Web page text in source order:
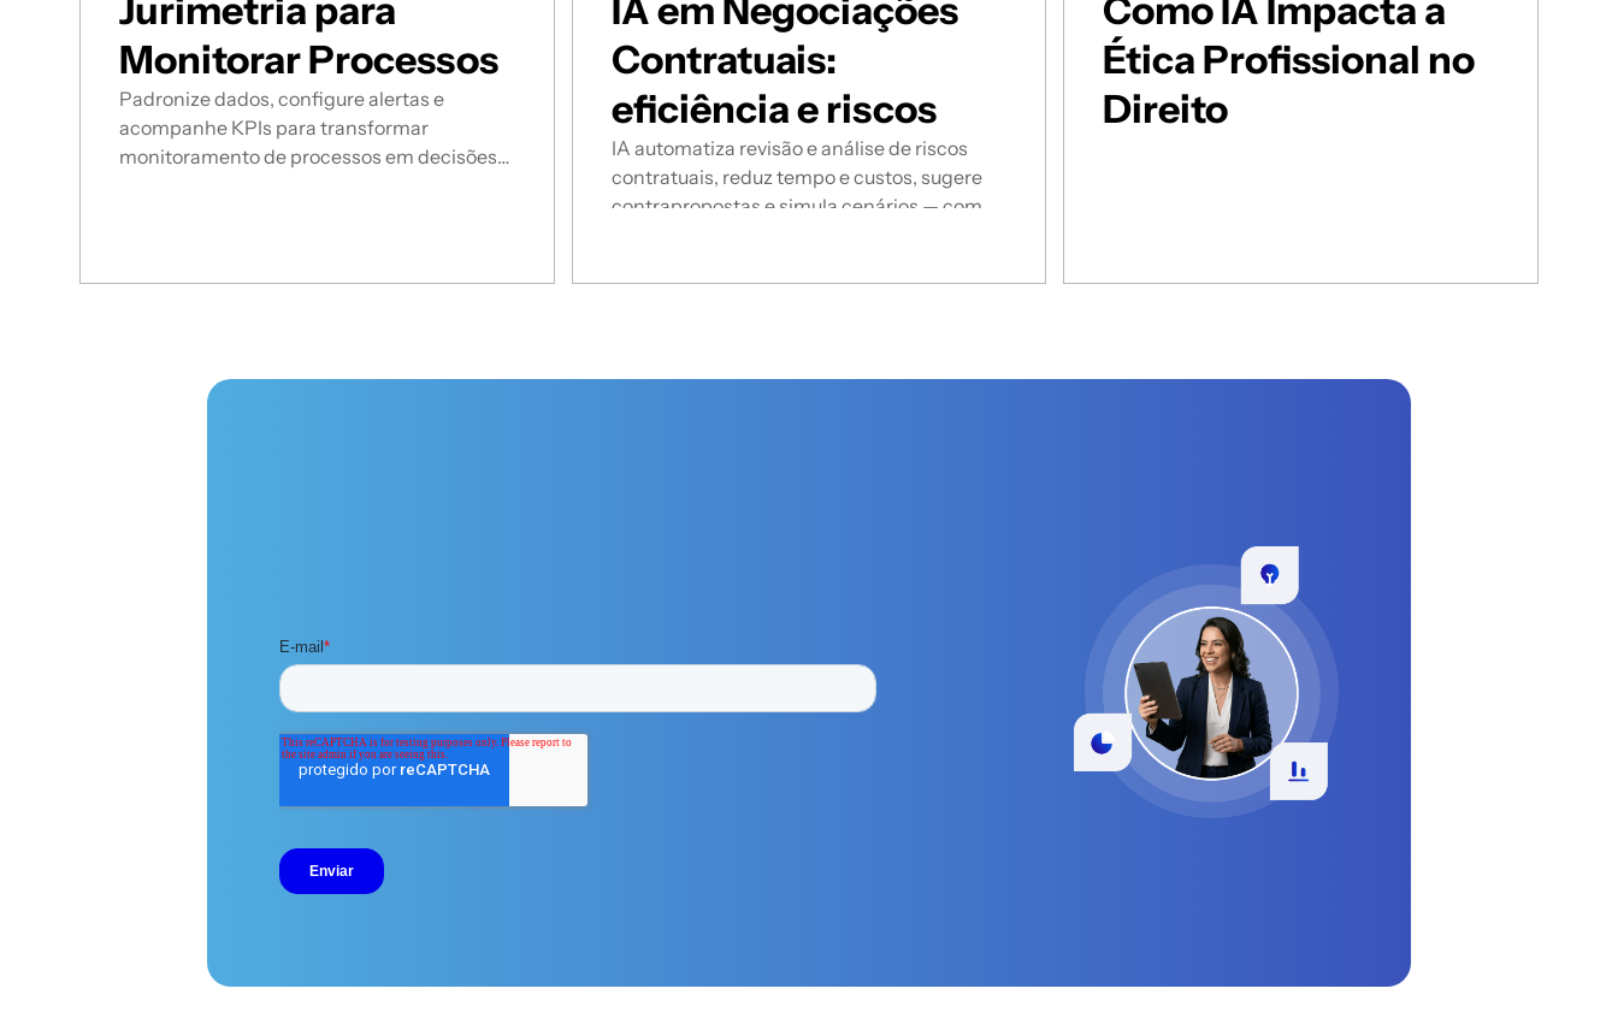
Jurimetria para
Monitorar Processos
Padronize dados, configure alertas e
acompanhe KPIs para transformar
monitoramento de processos em decisões
IA em Negociações
Contratuais:
eficiência e riscos
IA automatiza revisão e análise de riscos
contratuais, reduz tempo e custos, sugere
contrapropostas e simula cenários — com
Como IA Impacta a
Ética Profissional no
Direito